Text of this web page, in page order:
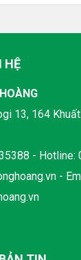
HỆ
13, 164
- Hotline:
-